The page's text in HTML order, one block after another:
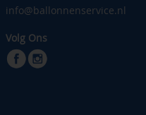
info@ballonnenservice.nl
Volg Ons